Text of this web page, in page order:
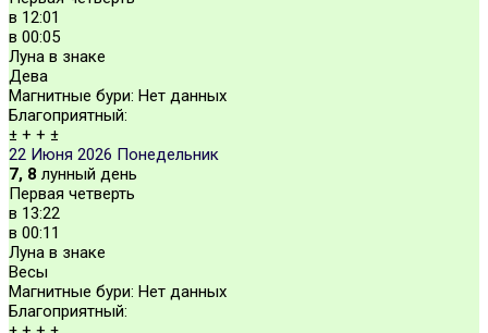
в 12:01
в 00:05
Луна в знаке
Дева
Магнитные бури: Нет данных
Благоприятный:
± + + ±
22 Июня 2026 Понедельник
7, 8 лунный день
Первая четверть
в 13:22
в 00:11
Луна в знаке
Весы
Магнитные бури: Нет данных
Благоприятный: